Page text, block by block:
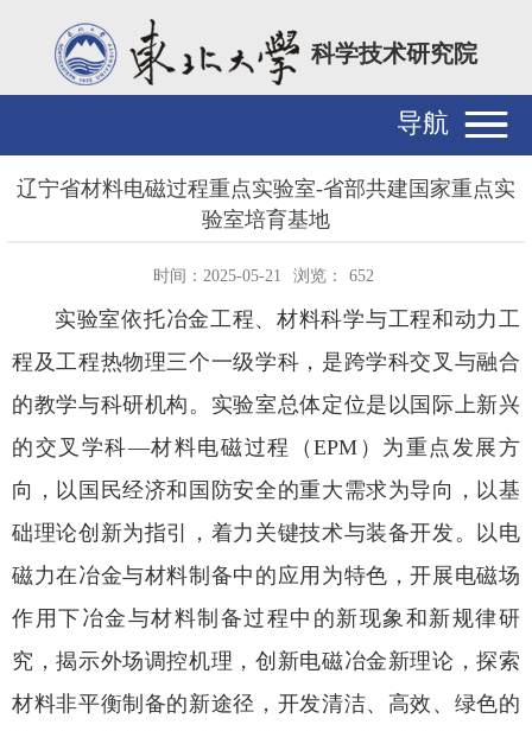
科学技术研究院
导航
辽宁省材料电磁过程重点实验室-省部共建国家重点实
验室培育基地
时间：2025-05-21 浏览： 652
实验室依托冶金工程、材料科学与工程和动力工
程及工程热物理三个一级学科，是跨学科交叉与融合
的教学与科研机构。实验室总体定位是以国际上新兴
的交叉学科—材料电磁过程（EPM）为重点发展方
向，以国民经济和国防安全的重大需求为导向，以基
础理论创新为指引，着力关键技术与装备开发。以电
磁力在冶金与材料制备中的应用为特色，开展电磁场
作用下冶金与材料制备过程中的新现象和新规律研
究，揭示外场调控机理，创新电磁冶金新理论，探索
材料非平衡制备的新途径，开发清洁、高效、绿色的